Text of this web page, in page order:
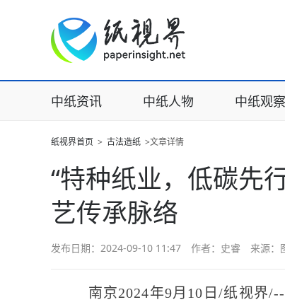
中纸资讯 中纸人物 中纸观察
纸视界首页 > 古法造纸 >文章详情
“特种纸业，低碳
艺传承脉络
发布日期：2024-09-10 11:47 作者：史睿 来源：
南京2024年9月10日/纸视界/--